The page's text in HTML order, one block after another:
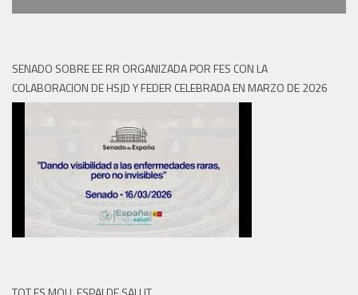
SENADO SOBRE EE RR ORGANIZADA POR FES CON LA
COLABORACION DE HSJD Y FEDER CELEBRADA EN MARZO DE 2026